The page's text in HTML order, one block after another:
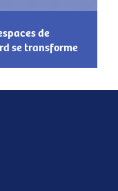
de
se transforme